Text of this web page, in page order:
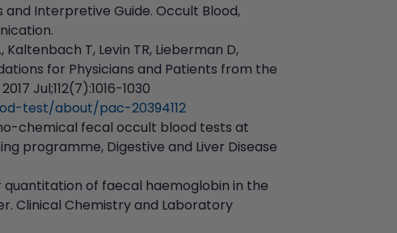
Interpretive Guide. Occult Blood,
Kaltenbach T, Levin TR, Lieberman D,
for Physicians and Patients from the
Jul;112(7):1016-1030
test/about/pac-20394112
chemical fecal occult blood tests at
programme, Digestive and Liver Disease
quantitation of faecal haemoglobin in the
Clinical Chemistry and Laboratory